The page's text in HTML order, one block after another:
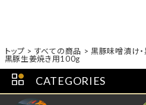
トップ すべての商品
黒豚味噌漬け
黒豚生姜焼き用100g
CATEGORIES